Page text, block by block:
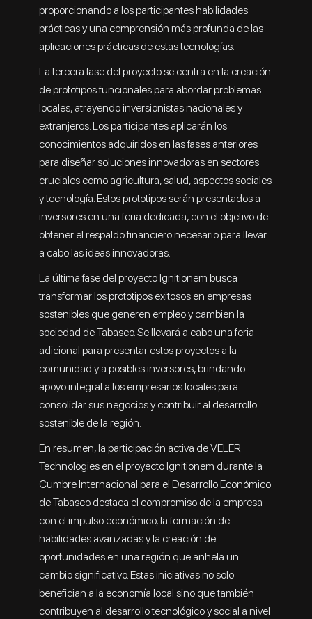
proporcionando a los participantes habilidades
prácticas y una comprensión más profunda de las
aplicaciones prácticas de estas tecnologías.
La tercera fase del proyecto se centra en la creación
de prototipos funcionales para abordar problemas
locales, atrayendo inversionistas nacionales y
extranjeros. Los participantes aplicarán los
conocimientos adquiridos en las fases anteriores
para diseñar soluciones innovadoras en sectores
cruciales como agricultura, salud, aspectos sociales
y tecnología. Estos prototipos serán presentados a
inversores en una feria dedicada, con el objetivo de
obtener el respaldo financiero necesario para llevar
a cabo las ideas innovadoras.
La última fase del proyecto Ignitionem busca
transformar los prototipos exitosos en empresas
sostenibles que generen empleo y cambien la
sociedad de Tabasco. Se llevará a cabo una feria
adicional para presentar estos proyectos a la
comunidad y a posibles inversores, brindando
apoyo integral a los empresarios locales para
consolidar sus negocios y contribuir al desarrollo
sostenible de la región.
En resumen, la participación activa de VELER
Technologies en el proyecto Ignitionem durante la
Cumbre Internacional para el Desarrollo Económico
de Tabasco destaca el compromiso de la empresa
con el impulso económico, la formación de
habilidades avanzadas y la creación de
oportunidades en una región que anhela un
cambio significativo. Estas iniciativas no solo
benefician a la economía local sino que también
contribuyen al desarrollo tecnológico y social a nivel